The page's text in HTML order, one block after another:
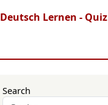
Deutsch Lernen - Quiz
Search